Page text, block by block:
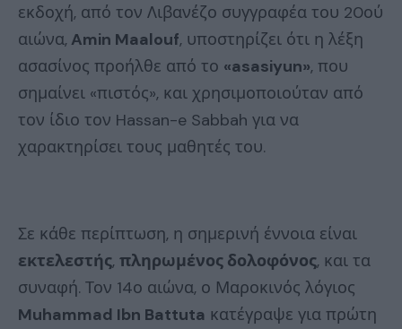
εκδοχή, από τον Λιβανέζο συγγραφέα του 20ού
αιώνα, Amin Maalouf, υποστηρίζει ότι η λέξη
ασασίνος προήλθε από το «asasiyun», που
σημαίνει «πιστός», και χρησιμοποιούταν από
τον ίδιο τον Hassan-e Sabbah για να
χαρακτηρίσει τους μαθητές του.
Σε κάθε περίπτωση, η σημερινή έννοια είναι
εκτελεστής, πληρωμένος δολοφόνος, και τα
συναφή. Τον 14ο αιώνα, ο Μαροκινός λόγιος
Muhammad Ibn Battuta κατέγραψε για πρώτη